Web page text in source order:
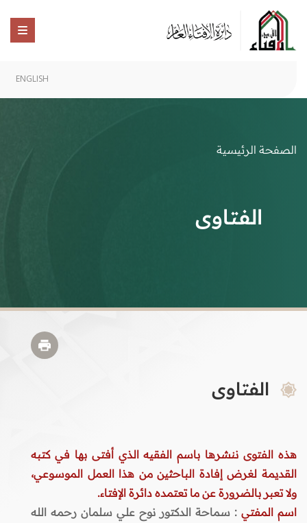
ENGLISH
الصفحة الرئيسية
الفتاوى
الفتاوى
هذه الفتوى ننشرها باسم الفقيه الذي أفتى بها في كتبه
القديمة لغرض إفادة الباحثين من هذا العمل الموسوعي،
ولا تعبر بالضرورة عن ما تعتمده دائرة الإفتاء.
اسم المفتي : سماحة الدكتور نوح علي سلمان رحمه الله